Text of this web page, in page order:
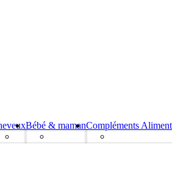
Bébé & mamanCompléments